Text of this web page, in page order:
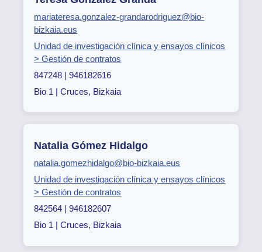
mariateresa.gonzalez-grandarodriguez@bio-
bizkaia.eus
Unidad de investigación clínica y ensayos clínicos
> Gestión de contratos
847248 | 946182616
Bio 1 | Cruces, Bizkaia
Natalia Gómez Hidalgo
natalia.gomezhidalgo@bio-bizkaia.eus
Unidad de investigación clínica y ensayos clínicos
> Gestión de contratos
842564 | 946182607
Bio 1 | Cruces, Bizkaia